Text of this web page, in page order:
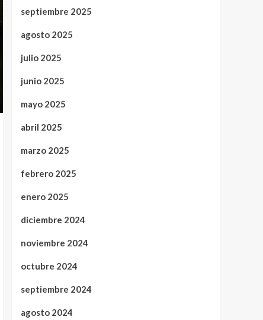
septiembre 2025
agosto 2025
julio 2025
junio 2025
mayo 2025
abril 2025
marzo 2025
febrero 2025
enero 2025
diciembre 2024
noviembre 2024
octubre 2024
septiembre 2024
agosto 2024